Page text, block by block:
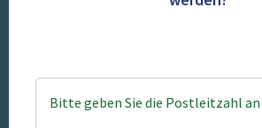
Bitte geben Sie die Postleitzahl an